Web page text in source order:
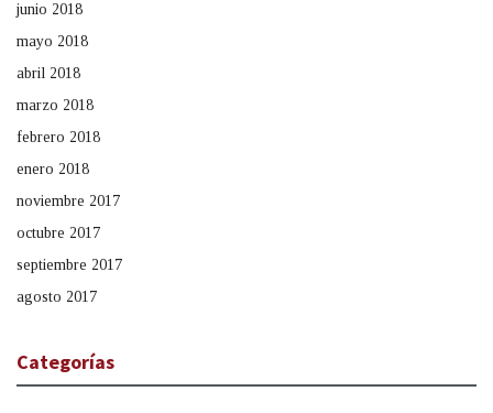
junio 2018
mayo 2018
abril 2018
marzo 2018
febrero 2018
enero 2018
noviembre 2017
octubre 2017
septiembre 2017
agosto 2017
Categorías